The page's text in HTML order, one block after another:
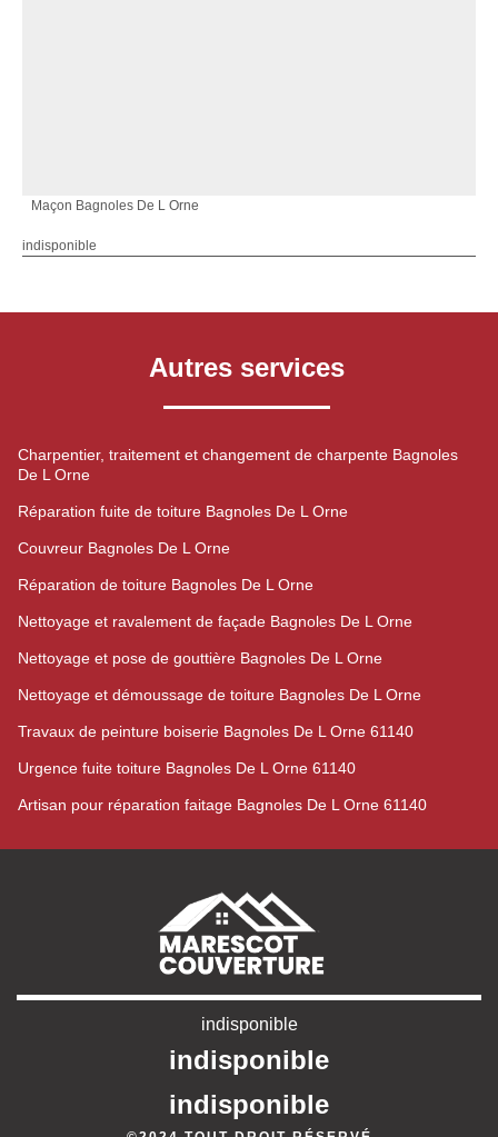
Maçon Bagnoles De L Orne
indisponible
Autres services
Charpentier, traitement et changement de charpente Bagnoles
De L Orne
Réparation fuite de toiture Bagnoles De L Orne
Couvreur Bagnoles De L Orne
Réparation de toiture Bagnoles De L Orne
Nettoyage et ravalement de façade Bagnoles De L Orne
Nettoyage et pose de gouttière Bagnoles De L Orne
Nettoyage et démoussage de toiture Bagnoles De L Orne
Travaux de peinture boiserie Bagnoles De L Orne 61140
Urgence fuite toiture Bagnoles De L Orne 61140
Artisan pour réparation faitage Bagnoles De L Orne 61140
indisponible
indisponible
indisponible